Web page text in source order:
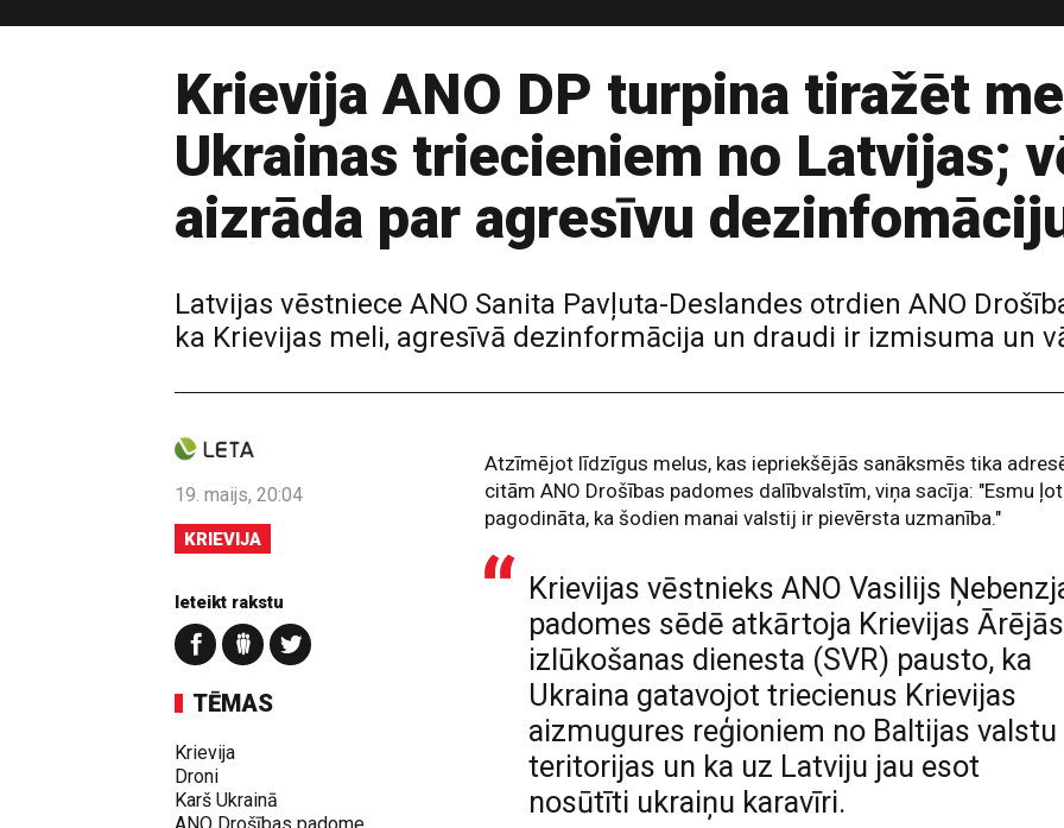
Krievija ANO DP turpina tiražēt
Ukrainas triecieniem no Latvijas;
aizrāda par agresīvu
Latvijas vēstniece ANO Sanita Pavļuta-Deslandes otrdien ANO
ka Krievijas meli, agresīvā dezinformācija un draudi ir izmisuma un
19. maijs, 20:04
KRIEVIJA
Ieteikt rakstu
TĒMAS
Krievija
Droni
Karš Ukrainā
Atzīmējot līdzīgus melus, kas iepriekšējās sanāksmēs tika
citām ANO Drošības padomes dalībvalstīm, viņa sacīja: "Esmu
pagodināta, ka šodien manai valstij ir pievērsta uzmanība."
Krievijas vēstnieks ANO Vasilijs
padomes sēdē atkārtoja Krievijas Ārējās
izlūkošanas dienesta (SVR) pausto, ka
Ukraina gatavojot triecienus Krievijas
aizmugures reģioniem no Baltijas valstu
teritorijas un ka uz Latviju jau esot
nosūtīti ukraiņu karavīri.